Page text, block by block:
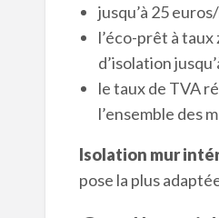
jusqu’à 25
l’éco-prêt à
d’isolation
le taux de TVA
l’ensemble des
Isolation mur
pose la plus